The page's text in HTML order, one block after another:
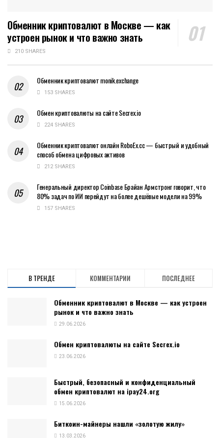
Обменник криптовалют в Москве — как
устроен рынок и что важно знать
210 SHARES
Обменник криптовалют monik.exchange
153 SHARES
Обмен криптовалюты на сайте Secrex.io
224 SHARES
Обменник криптовалют онлайн RoboEx.cc — быстрый и удобный
способ обмена цифровых активов
212 SHARES
Генеральный директор Coinbase Брайан Армстронг говорит, что
80% задач по ИИ перейдут на более дешёвые модели на 99%
157 SHARES
В ТРЕНДЕ КОММЕНТАРИИ ПОСЛЕДНЕЕ
Обменник криптовалют в Москве — как устроен
рынок и что важно знать
29.06.2026
Обмен криптовалюты на сайте Secrex.io
23.06.2026
Быстрый, безопасный и конфиденциальный
обмен криптовалют на ipay24.org
15.06.2026
Биткоин-майнеры нашли «золотую жилу»
13.03.2026